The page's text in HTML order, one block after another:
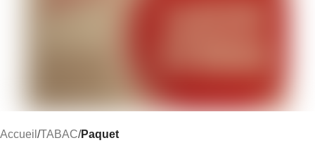
Accueil TABAC Paquet